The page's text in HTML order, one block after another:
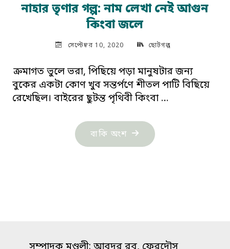
নাহার তৃণার গল্প: নাম লেখা নেই আগুন
কিংবা জলে
সেপ্টেম্বর 10, 2020 ছোটগল্প
ক্রমাগত ভুলে ভরা, পিছিয়ে পড়া মানুষটার জন্য
বুকের একটা কোণ খুব সন্তর্পণে শীতল পাটি বিছিয়ে
রেখেছিল। বাইরের ছুটন্ত পৃথিবী কিংবা …
বাকি অংশ "নাহার
তৃণার
কিংবা